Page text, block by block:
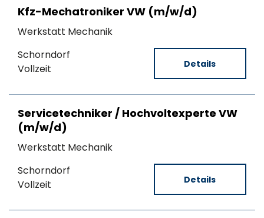
Kfz-Mechatroniker VW (m/w/d)
Werkstatt Mechanik
Schorndorf
Vollzeit
Details
Servicetechniker / Hochvoltexperte VW
(m/w/d)
Werkstatt Mechanik
Schorndorf
Vollzeit
Details